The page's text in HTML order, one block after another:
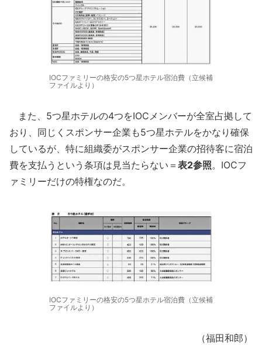
IOCファミリーの格安の5つ星ホテル宿泊費（立候補
ファイルより）
また、5つ星ホテルの4つをIOCメンバーが全室占拠して
おり、同じくスポンサー企業も5つ星ホテルをかなり確保
しているが、特に組織委がスポンサー企業の招待客に宿泊
費を支払うという条項は見当たらない＝ 表2参照。IOCフ
ァミリーだけの特権なのだ。
IOCファミリーの格安の5つ星ホテル宿泊費（立候補
ファイルより）
（福田和郎）